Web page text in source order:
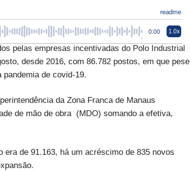
readme
0:00 1.0x
pelas empresas incentivadas do Polo Industrial
desde 2016, com 86.782 postos, em que pese
de covid-19.
da Zona Franca de Manaus
de mão de obra (MDO) somando a efetiva,
era de 91.163, há um acréscimo de 835 novos